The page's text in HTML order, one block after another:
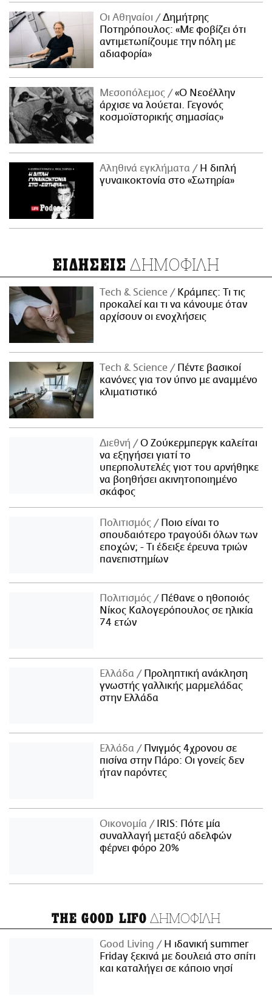
Οι Αθηναίοι
Δημήτρης
Ποτηρόπουλος: «Με φοβίζει ότι
αντιμετωπίζουμε την πόλη με
αδιαφορία»
Μεσοπόλεμος
«Ο Νεοέλλην
άρχισε να λούεται. Γεγονός
κοσμοϊστορικής σημασίας»
Αληθινά εγκλήματα
Η διπλή
γυναικοκτονία στο «Σωτηρία»
ΕΙΔΗΣΕΙΣ ΔΗΜΟΦΙΛΗ
Τech & Science
Κράμπες: Τι τις
προκαλεί και τι να κάνουμε όταν
αρχίσουν οι ενοχλήσεις
Τech & Science
Πέντε βασικοί
κανόνες για τον ύπνο με αναμμένο
κλιματιστικό
Διεθνή
Ο Ζούκερμπεργκ καλείται
να εξηγήσει γιατί το
υπερπολυτελές γιοτ του αρνήθηκε
να βοηθήσει ακινητοποιημένο
σκάφος
Πολιτισμός
Ποιο είναι το
σπουδαιότερο τραγούδι όλων των
εποχών; - Τι έδειξε έρευνα τριών
πανεπιστημίων
Πολιτισμός
Πέθανε ο ηθοποιός
Νίκος Καλογερόπουλος σε ηλικία
74 ετών
Ελλάδα
Προληπτική ανάκληση
γνωστής γαλλικής μαρμελάδας
στην Ελλάδα
Ελλάδα
Πνιγμός 4χρονου σε
πισίνα στην Πάρο: Οι γονείς δεν
ήταν παρόντες
Οικονομία
IRIS: Πότε μία
συναλλαγή μεταξύ αδελφών
φέρνει φόρο 20%
THE GOOD LIFO ΔΗΜΟΦΙΛΗ
Good Living
Η ιδανική summer
Friday ξεκινά με δουλειά στο σπίτι
και καταλήγει σε κάποιο νησί